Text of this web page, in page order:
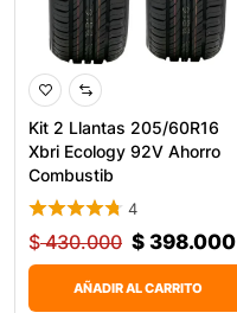
Kit 2 Llantas 205/60R16
Xbri Ecology 92V Ahorro
Combustib
4
$430.000 $ 398.000
AÑADIR AL CARRITO